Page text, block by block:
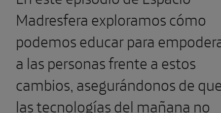
Madresfera exploramos cómo
podemos educar para
a las personas frente a estos
cambios, asegurándonos de
las tecnologías del mañana no